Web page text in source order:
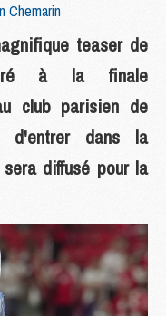
Chemarin
teaser de
à la finale
club parisien de
d'entrer dans la
diffusé pour la